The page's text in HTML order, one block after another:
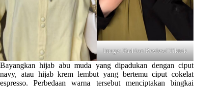
Image: Fashion Review/ Tiktok
Bayangkan hijab abu muda yang dipadukan dengan ciput
navy, atau hijab krem lembut yang bertemu ciput cokelat
espresso. Perbedaan warna tersebut menciptakan bingkai